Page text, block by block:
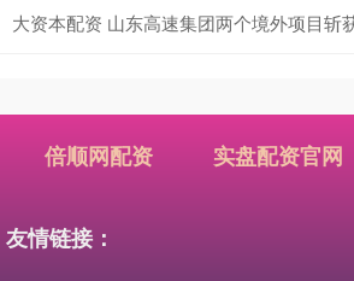
大资本配资 山东高速集团两个境外项目斩
倍顺网配资 实盘配资官网
友情链接：